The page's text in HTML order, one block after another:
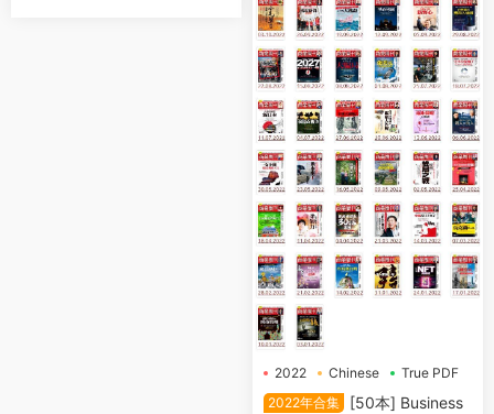
2022 Chinese
True PDF
2022年合集
[50本] Business